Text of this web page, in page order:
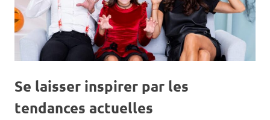
Se laisser inspirer par les
tendances actuelles